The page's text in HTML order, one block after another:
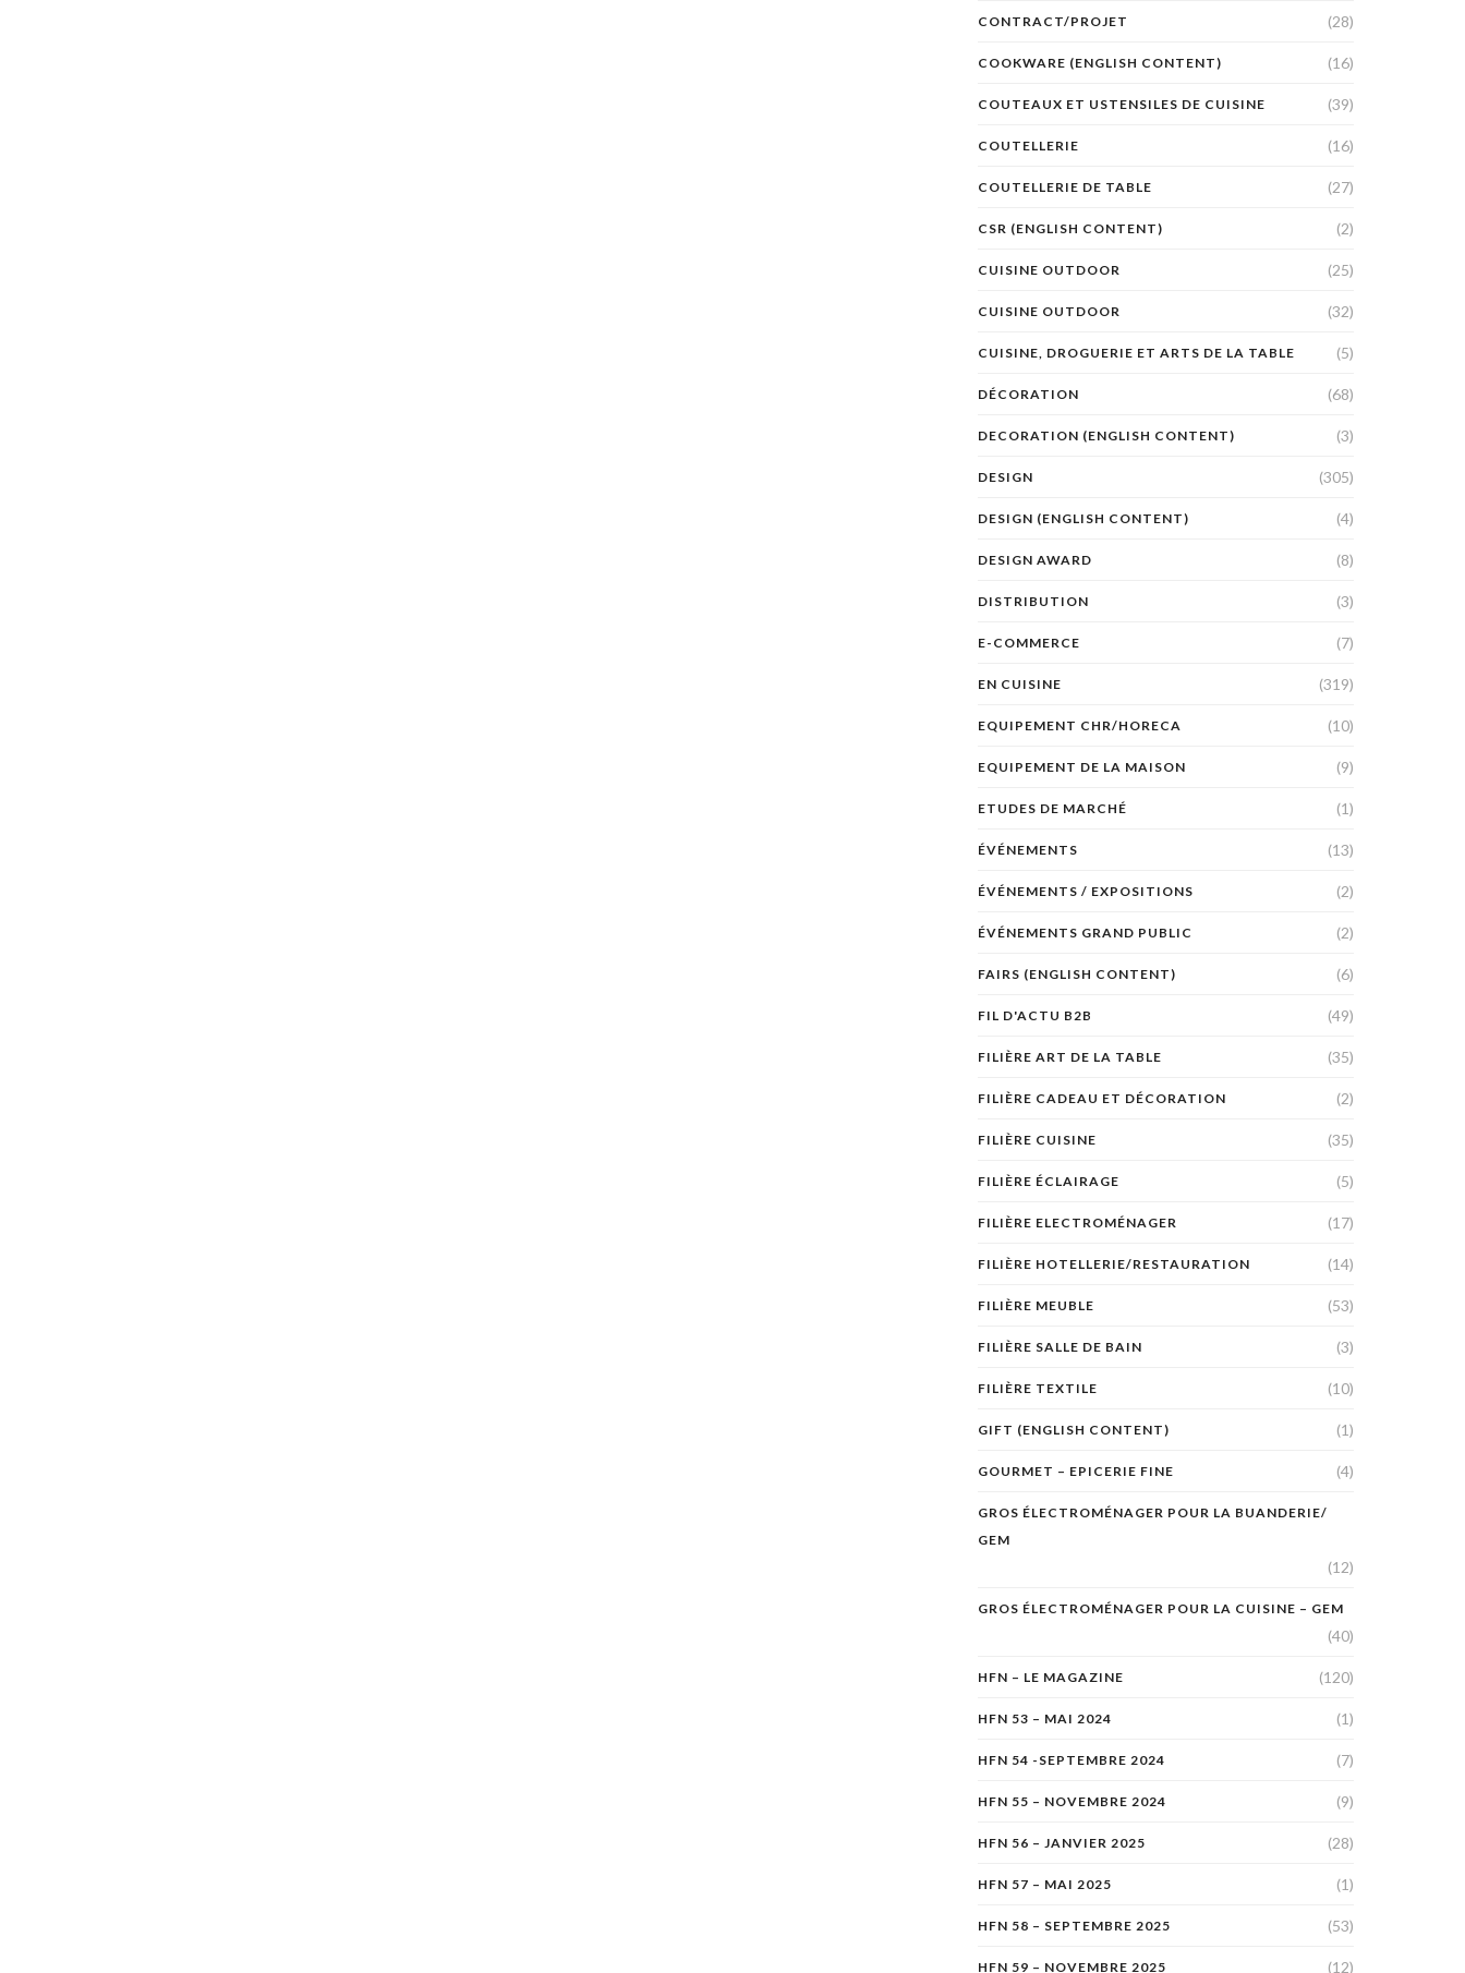
CONTRACT/PROJET (28)
COOKWARE (ENGLISH CONTENT) (16)
COUTEAUX ET USTENSILES DE CUISINE (39)
COUTELLERIE (16)
COUTELLERIE DE TABLE (27)
CSR (ENGLISH CONTENT) (2)
CUISINE OUTDOOR (25)
CUISINE OUTDOOR (32)
CUISINE, DROGUERIE ET ARTS DE LA TABLE (5)
DÉCORATION (68)
DECORATION (ENGLISH CONTENT) (3)
DESIGN (305)
DESIGN (ENGLISH CONTENT) (4)
DESIGN AWARD (8)
DISTRIBUTION (3)
E-COMMERCE (7)
EN CUISINE (319)
EQUIPEMENT CHR/HORECA (10)
EQUIPEMENT DE LA MAISON (9)
ETUDES DE MARCHÉ (1)
ÉVÉNEMENTS (13)
ÉVÉNEMENTS / EXPOSITIONS (2)
ÉVÉNEMENTS GRAND PUBLIC (2)
FAIRS (ENGLISH CONTENT) (6)
FIL D'ACTU B2B (49)
FILIÈRE ART DE LA TABLE (35)
FILIÈRE CADEAU ET DÉCORATION (2)
FILIÈRE CUISINE (35)
FILIÈRE ÉCLAIRAGE (5)
FILIÈRE ELECTROMÉNAGER (17)
FILIÈRE HOTELLERIE/RESTAURATION (14)
FILIÈRE MEUBLE (53)
FILIÈRE SALLE DE BAIN (3)
FILIÈRE TEXTILE (10)
GIFT (ENGLISH CONTENT) (1)
GOURMET – EPICERIE FINE (4)
GROS ÉLECTROMÉNAGER POUR LA BUANDERIE/
GEM
(12)
GROS ÉLECTROMÉNAGER POUR LA CUISINE – GEM
(40)
HFN – LE MAGAZINE (120)
HFN 53 – MAI 2024 (1)
HFN 54 -SEPTEMBRE 2024 (7)
HFN 55 – NOVEMBRE 2024 (9)
HFN 56 – JANVIER 2025 (28)
HFN 57 – MAI 2025 (1)
HFN 58 – SEPTEMBRE 2025 (53)
HFN 59 – NOVEMBRE 2025 (12)